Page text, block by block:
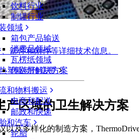
部件和附件等详细技术信息。
饮料行业
制罐行业
领域
箱包产品输送
消费品领域
瓦楞纸领域
传送带解决方案
和物料搬运
电商和配送
邮政和快递
和汽车
轮胎
接技术
塑驱动传送带
产区域的卫生解决方案
以及多样化的制造方案，